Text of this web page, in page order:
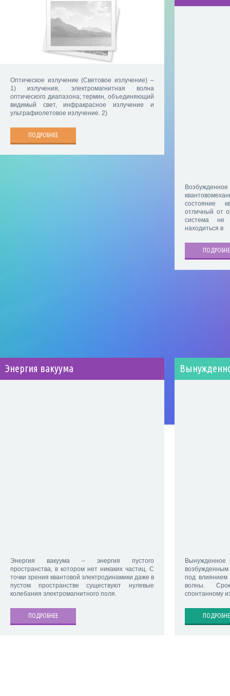
Оптическое излучение (Световое излучение) –
1) излучения, электромагнитная волна
оптического диапазона; термин, объединяющий
видимый свет, инфракрасное излучение и
ультрафиолетовое излучение. 2)
ПОДРОБНЕЕ
состояние
отличный от
система не
находиться в
Энергия вакуума
Энергия вакуума – энергия пустого
пространства, в котором нет никаких частиц. С
точки зрения квантовой электродинамики даже в
пустом пространстве существуют нулевые
колебания электромагнитного поля.
ПОДРОБНЕЕ
Вынужденное
возбужденным
под влиянием
волны.
спонтанному